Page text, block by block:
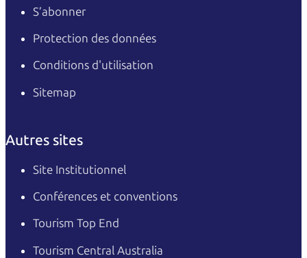
S’abonner
Protection des données
Conditions d'utilisation
Sitemap
Autres sites
Site Institutionnel
Conférences et conventions
Tourism Top End
Tourism Central Australia